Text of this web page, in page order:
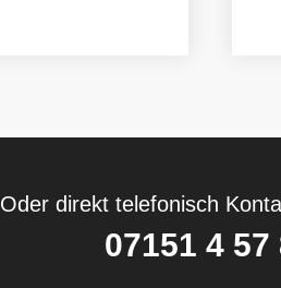
Oder direkt telefonisch
07151 4 57